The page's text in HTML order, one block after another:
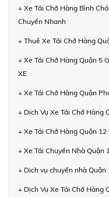
+ Xe Tải Chở Hàng Bình
Chuyển Nhanh
+ Thuê Xe Tải Chở Hàng
+ Xe Tải Chở Hàng Quận 5
XE
+ Xe Tải Chở Hàng Quận
+ Dịch Vụ Xe Tải Chở Hàng
+ Xe Tải Chở Hàng Quận
+ Xe Tải Chuyển Nhà Quận
+ Dịch vụ chuyển nhà
+ Dịch Vụ Xe Tải Chở Hàng